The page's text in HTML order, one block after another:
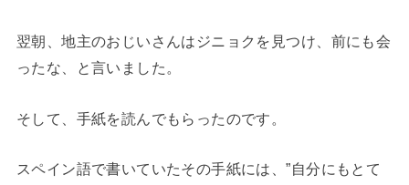
翌朝、地主のおじいさんはジニョクを見つけ、前にも会
ったな、と言いました。
そして、手紙を読んでもらったのです。
スペイン語で書いていたその手紙には、”自分にもとて